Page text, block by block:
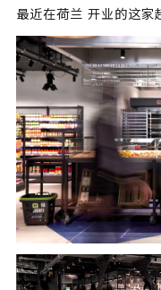
最近在荷兰 开业的这家